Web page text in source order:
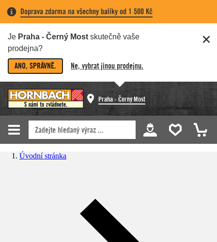
Doprava zdarma na všechny balíky od 1 500 Kč
Je Praha - Černý Most skutečně vaše
prodejna?
ANO, SPRÁVNĚ. Ne, vybrat jinou prodejnu.
Praha - Černý Most
Úvodní stránka